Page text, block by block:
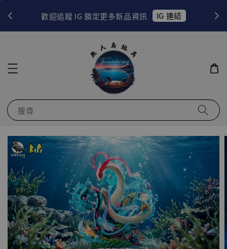
歡迎追蹤 IG 鎖定更多新品資訊 IG 連結
搜尋